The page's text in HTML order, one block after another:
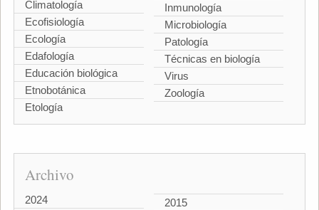
Climatología
Ecofisiología
Ecología
Edafología
Educación biológica
Etnobotánica
Etología
Inmunología
Microbiología
Patología
Técnicas en biología
Virus
Zoología
Archivo
2024
2015